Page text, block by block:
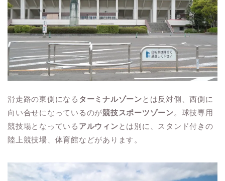
滑走路の東側になる ターミナルゾーンとは反対側、西側に
向い合せになっているのが競技スポーツゾーン。球技専用
競技場となっている アルウィンとは別に、スタンド付きの
陸上競技場、体育館などがあります。